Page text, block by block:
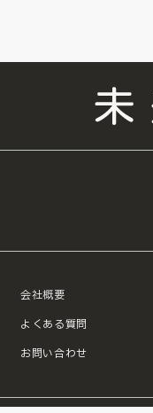
会社概要
よくある質問
お問い合わせ